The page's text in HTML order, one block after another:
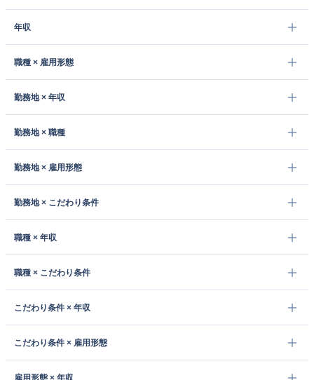
年収
職種 × 雇用形態
勤務地 × 年収
勤務地 × 職種
勤務地 × 雇用形態
勤務地 × こだわり条件
職種 × 年収
職種 × こだわり条件
こだわり条件 × 年収
こだわり条件 × 雇用形態
雇用形態 × 年収